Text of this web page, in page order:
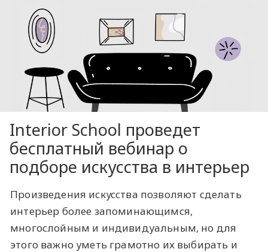
Interior School проведет
бесплатный вебинар о
подборе искусства в интерьер
Произведения искусства позволяют сделать
интерьер более запоминающимся,
многослойным и индивидуальным, но для
этого важно уметь грамотно их выбирать и